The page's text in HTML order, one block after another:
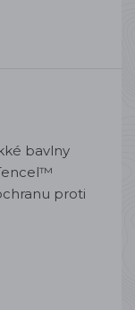
bavlny
proti